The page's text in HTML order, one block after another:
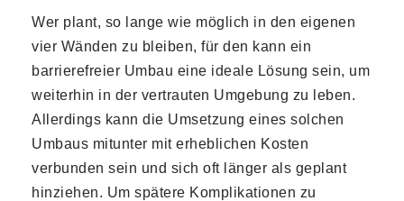
Wer plant, so lange wie möglich in den eigenen
vier Wänden zu bleiben, für den kann ein
barrierefreier Umbau eine ideale Lösung sein, um
weiterhin in der vertrauten Umgebung zu leben.
Allerdings kann die Umsetzung eines solchen
Umbaus mitunter mit erheblichen Kosten
verbunden sein und sich oft länger als geplant
hinziehen. Um spätere Komplikationen zu